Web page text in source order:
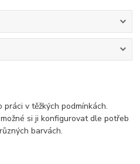
v těžkých podmínkách.
si ji konfigurovat dle potřeb
barvách.